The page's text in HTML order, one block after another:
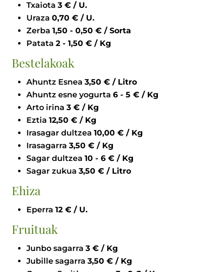
Txaiota
3 € / U.
Uraza
0,70 € / U.
Zerba
1,50 - 0,50 € / Sorta
Patata
2 - 1,50 € / Kg
Bestelakoak
Ahuntz Esnea
3,50 € / Litro
Ahuntz esne yogurta
6 - 5 € / Kg
Arto irina
3 € / Kg
Eztia
12,50 € / Kg
Irasagar dultzea
10,00 € / Kg
Irasagarra
3,50 € / Kg
Sagar dultzea
10 - 6 € / Kg
Sagar zukua
3,50 € / Litro
Ehiza
Eperra 12 € / U.
Fruituak
Junbo sagarra
3 € / Kg
Jubille sagarra
3,50 € / Kg